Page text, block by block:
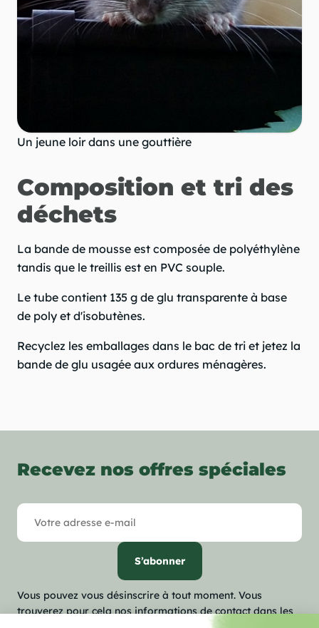
Un jeune loir dans une gouttière
Composition et tri des
déchets
La bande de mousse est composée de polyéthylène
tandis que le treillis est en PVC souple.
Le tube contient 135 g de glu transparente à base
de poly et d'isobutènes.
Recyclez les emballages dans le bac de tri et jetez la
bande de glu usagée aux ordures ménagères.
Recevez nos offres spéciales
Vous pouvez vous désinscrire à tout moment. Vous
trouverez pour cela nos informations de contact dans les